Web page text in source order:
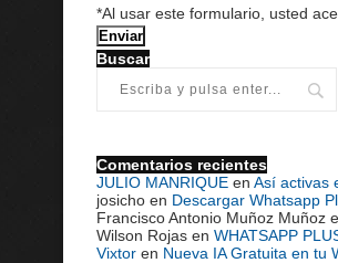
*Al usar este formulario, usted
Buscar
Comentarios recientes
JULIO MANRIQUE en Así activas
josicho en Descargar Whatsapp
Francisco Antonio Muñoz Muñoz
Wilson Rojas en WHATSAPP
Vixtor en Nueva IA Gratuita en tu